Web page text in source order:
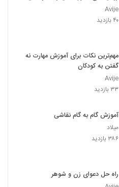
Avije
۴۰ بازدید
مهم‌ترین نکات برای آموزش مهارت نه
گفتن به کودکان
Avije
۳۳ بازدید
آموزش گام به گام نقاشی
میلاد
۳۸۶ بازدید
راه حل دعوای زن و شوهر